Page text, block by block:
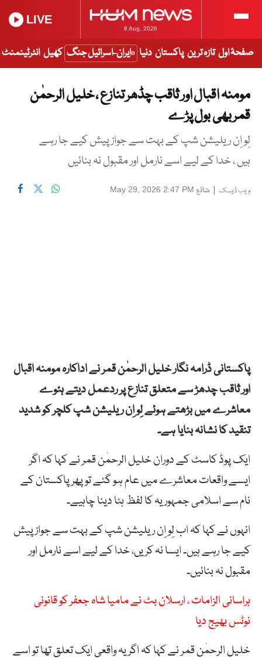
8 Aug, 2026
LIVE
صفحۂ اول تازہ ترین پاکستان دنیا ایران-اسرائیل جنگ کھیل انٹرٹینمنٹ
مومنہ اقبال اور ثاقب چڈھر تنازع ، خلیل الرحمٰن
قمر بھی بول پڑے
لِو اِن ریلیشن شپ کے بہت سے جواز پیش کیے جا رہے
ہیں ، خدا کے لیے اسے نارمل اور مقبول نہ بنائیں
ویب ڈیسک | شائع May 29, 2026 2:47 PM
پاکستانی ڈرامہ نگار خلیل الرحمٰن قمر نے اداکارہ مومنہ اقبال
اور ثاقب چدھڑ سے متعلق تنازع پر ردعمل دیتے ہئوے
معاشرے میں بڑھتے ہوئے لِو اِن ریلیشن شپ کلچر کو شدید
تنقید کا نشانہ بنایا ہے۔
ایک پوڈ کاسٹ کے دوران خلیل الرحمٰن قمر نے کہا کہ اگر
ایسے واقعات معاشرے میں عام ہو گئے تو پھر پاکستان کے
نام سے اسلامی جمہوریہ کا لفظ ہٹا دینا چاہیے۔
انہوں نے کہا کہ اب لِو اِن ریلیشن شپ کے بہت سے جواز پیش
کیے جا رہے ہیں۔ ایسا نہ کریں، خدا کے لیے اسے نارمل اور
مقبول نہ بنائیں۔
ہراسانی الزامات ، ارسلان بٹ نے مامیا شاہ جعفر کو قانونی
نوٹس بھیج دیا
خلیل الرحمٰن قمر نے کہا کہ اگر یہ واقعی ایک تعلق تھا تو اسے